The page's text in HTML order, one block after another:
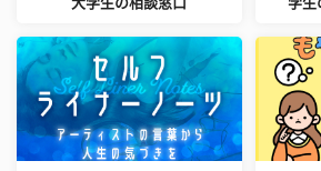
大学生の相談窓口 学生